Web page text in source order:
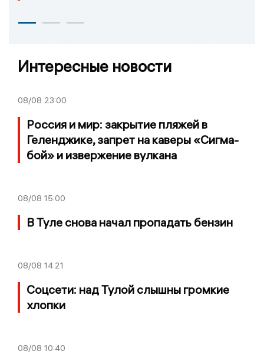
Интересные новости
08/08 23:00
Россия и мир: закрытие пляжей в
Геленджике, запрет на каверы «Сигма-
бой» и извержение вулкана
08/08 15:00
В Туле снова начал пропадать бензин
08/08 14:21
Соцсети: над Тулой слышны громкие
хлопки
08/08 10:40